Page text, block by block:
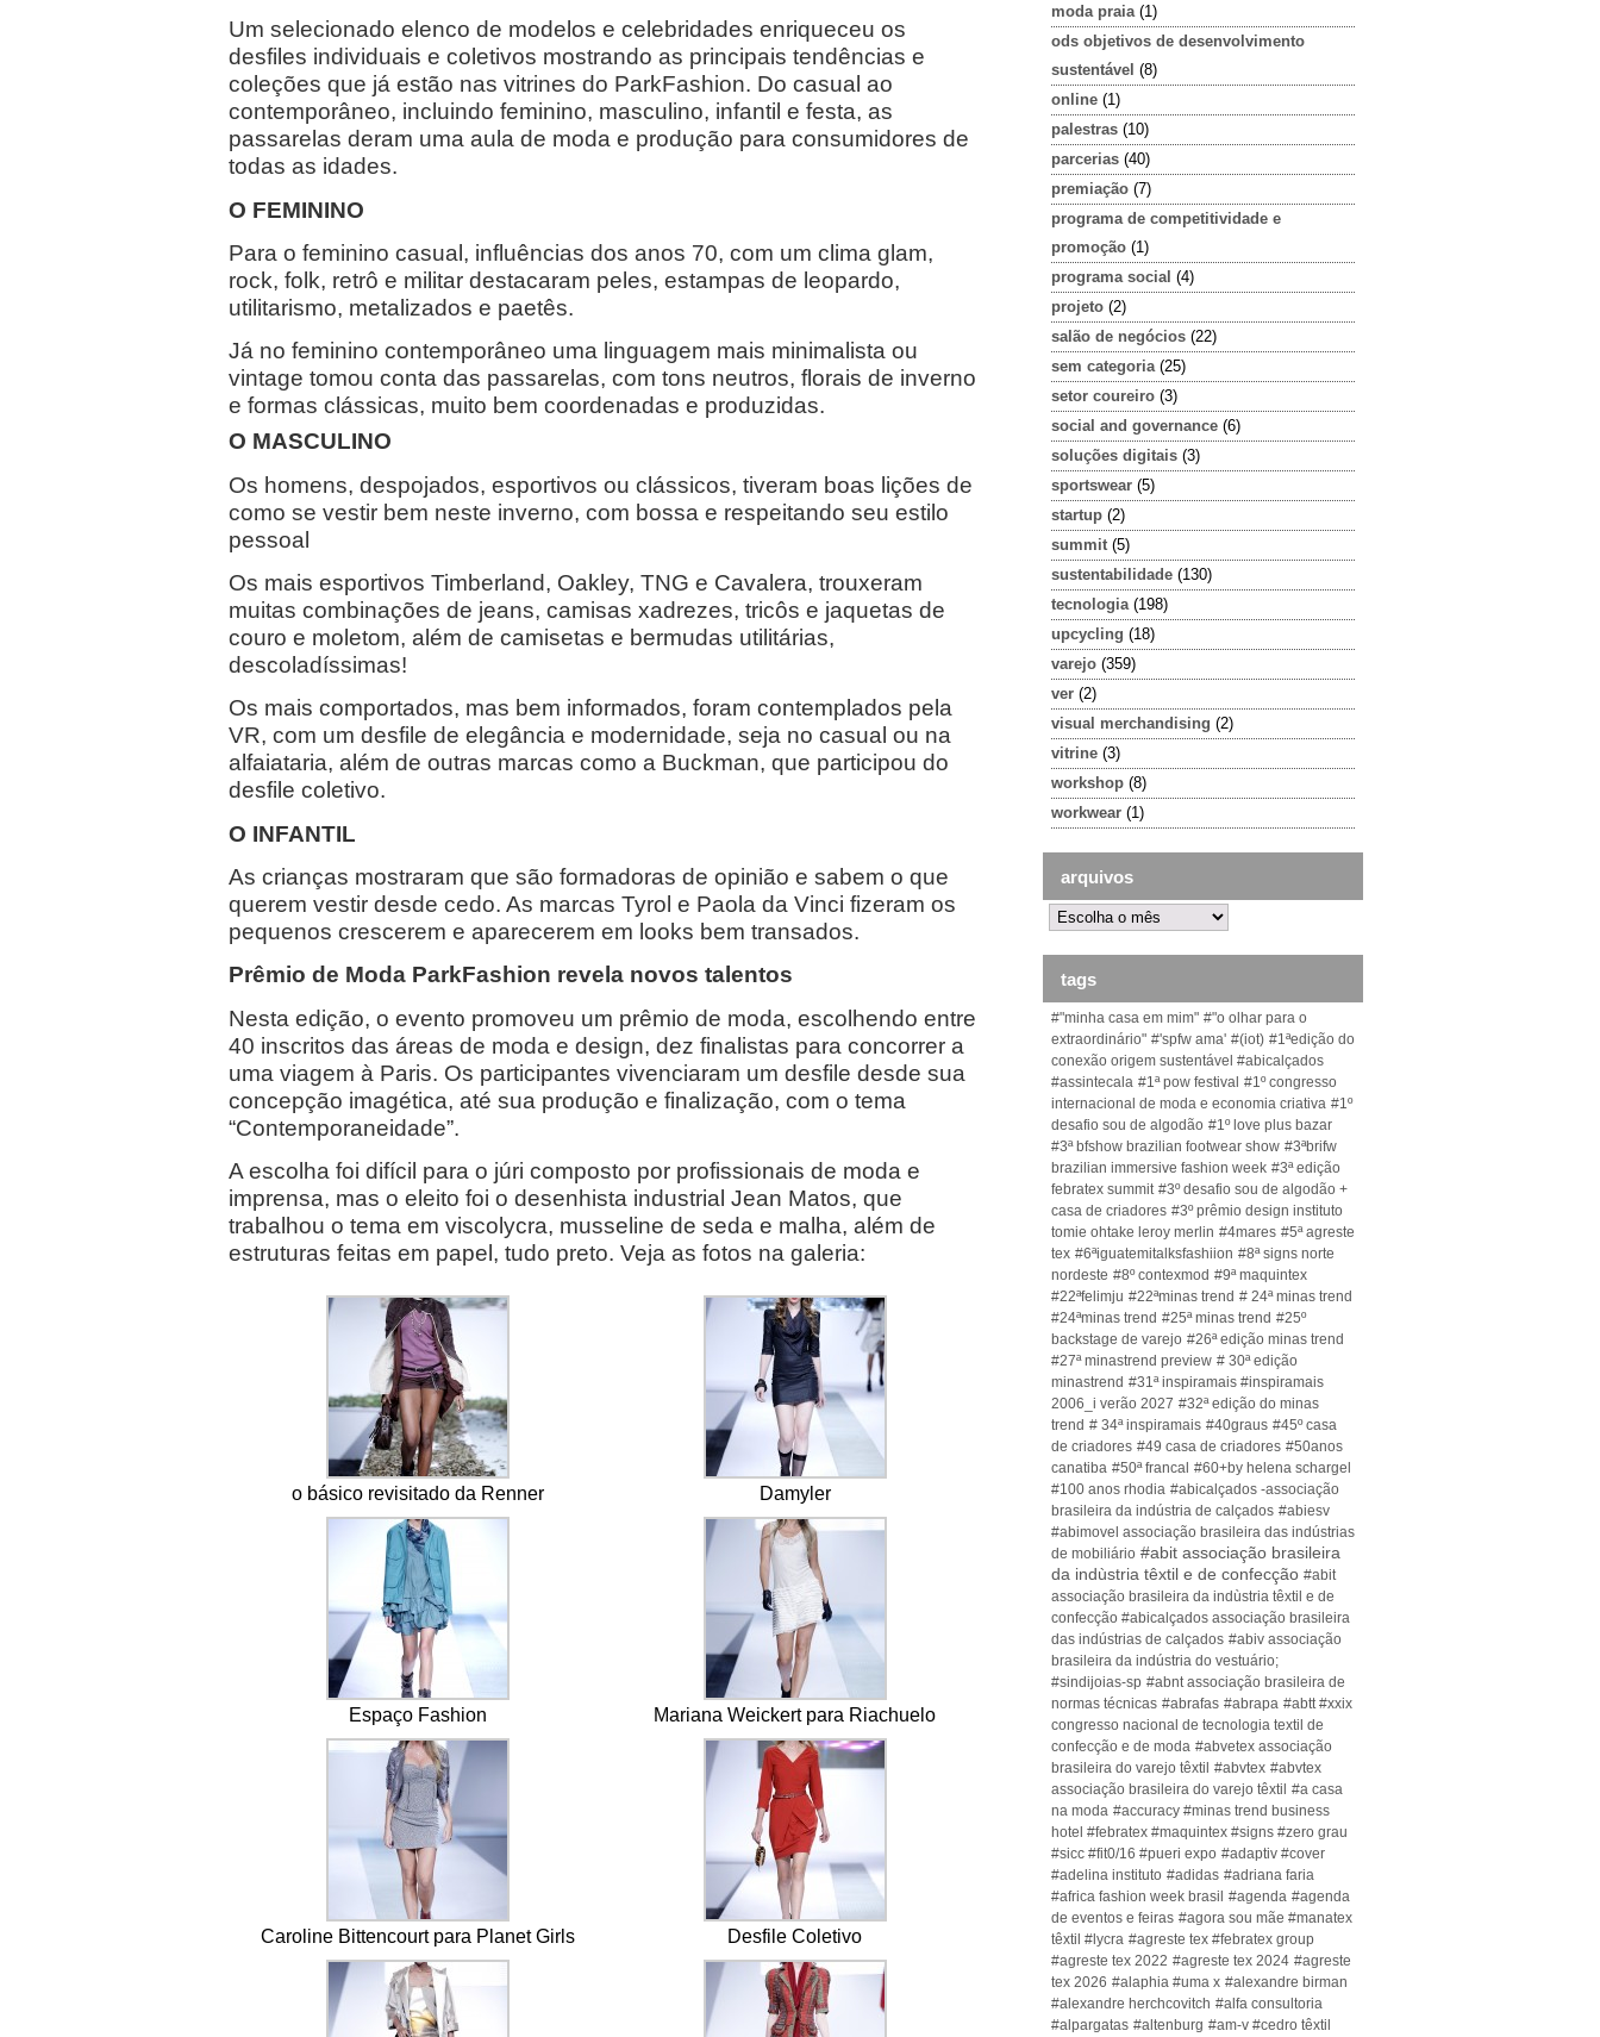
moda praia (1)
ods objetivos de desenvolvimento
sustentável (8)
online (1)
palestras (10)
parcerias (40)
premiação (7)
programa de competitividade e
promoção (1)
programa social (4)
projeto (2)
salão de negócios (22)
sem categoria (25)
setor coureiro (3)
social and governance (6)
soluções digitais (3)
sportswear (5)
startup (2)
summit (5)
sustentabilidade (130)
tecnologia (198)
upcycling (18)
varejo (359)
ver (2)
visual merchandising (2)
vitrine (3)
workshop (8)
workwear (1)
arquivos
tags
#"minha casa em mim" #"o olhar para o
extraordinário" #'spfw ama' #(iot) #1ªedição do
conexão origem sustentável #abicalçados
#assintecala #1ª pow festival #1º congresso
internacional de moda e economia criativa #1º
desafio sou de algodão #1º love plus bazar
#3ª bfshow brazilian footwear show #3ªbrifw
brazilian immersive fashion week #3ª edição
febratex summit #3º desafio sou de algodão +
casa de criadores #3º prêmio design instituto
tomie ohtake leroy merlin #4mares #5ª agreste
tex #6ªiguatemitalksfashiion #8ª signs norte
nordeste #8º contexmod #9ª maquintex
#22ªfelimju #22ªminas trend # 24ª minas trend
#24ªminas trend #25ª minas trend #25º
backstage de varejo #26ª edição minas trend
#27ª minastrend preview # 30ª edição
minastrend #31ª inspiramais #inspiramais
2006_i verão 2027 #32ª edição do minas
trend # 34ª inspiramais #40graus #45º casa
de criadores #49 casa de criadores #50anos
canatiba #50ª francal #60+by helena schargel
#100 anos rhodia #abicalçados -associação
brasileira da indústria de calçados #abiesv
#abimovel associação brasileira das indústrias
de mobiliário #abit associação brasileira
da indùstria têxtil e de confecção #abit
associação brasileira da indùstria têxtil e de
confecção #abicalçados associação brasileira
das indústrias de calçados #abiv associação
brasileira da indústria do vestuário;
#sindijoias-sp #abnt associação brasileira de
normas técnicas #abrafas #abrapa #abtt #xxix
congresso nacional de tecnologia textil de
confecção e de moda #abvetex associação
brasileira do varejo têxtil #abvtex #abvtex
associação brasileira do varejo têxtil #a casa
na moda #accuracy #minas trend business
hotel #febratex #maquintex #signs #zero grau
#sicc #fit0/16 #pueri expo #adaptiv #cover
#adelina instituto #adidas #adriana faria
#africa fashion week brasil #agenda #agenda
de eventos e feiras #agora sou mãe #manatex
têxtil #lycra #agreste tex #febratex group
#agreste tex 2022 #agreste tex 2024 #agreste
tex 2026 #alaphia #uma x #alexandre birman
#alexandre herchcovitch #alfa consultoria
#alpargatas #altenburg #am-v #cedro têxtil
Um selecionado elenco de modelos e celebridades enriqueceu os
desfiles individuais e coletivos mostrando as principais tendências e
coleções que já estão nas vitrines do ParkFashion. Do casual ao
contemporâneo, incluindo feminino, masculino, infantil e festa, as
passarelas deram uma aula de moda e produção para consumidores de
todas as idades.
O FEMININO
Para o feminino casual, influências dos anos 70, com um clima glam,
rock, folk, retrô e militar destacaram peles, estampas de leopardo,
utilitarismo, metalizados e paetês.
Já no feminino contemporâneo uma linguagem mais minimalista ou
vintage tomou conta das passarelas, com tons neutros, florais de inverno
e formas clássicas, muito bem coordenadas e produzidas.
O MASCULINO
Os homens, despojados, esportivos ou clássicos, tiveram boas lições de
como se vestir bem neste inverno, com bossa e respeitando seu estilo
pessoal
Os mais esportivos Timberland, Oakley, TNG e Cavalera, trouxeram
muitas combinações de jeans, camisas xadrezes, tricôs e jaquetas de
couro e moletom, além de camisetas e bermudas utilitárias,
descoladíssimas!
Os mais comportados, mas bem informados, foram contemplados pela
VR, com um desfile de elegância e modernidade, seja no casual ou na
alfaiataria, além de outras marcas como a Buckman, que participou do
desfile coletivo.
O INFANTIL
As crianças mostraram que são formadoras de opinião e sabem o que
querem vestir desde cedo. As marcas Tyrol e Paola da Vinci fizeram os
pequenos crescerem e aparecerem em looks bem transados.
Prêmio de Moda ParkFashion revela novos talentos
Nesta edição, o evento promoveu um prêmio de moda, escolhendo entre
40 inscritos das áreas de moda e design, dez finalistas para concorrer a
uma viagem à Paris. Os participantes vivenciaram um desfile desde sua
concepção imagética, até sua produção e finalização, com o tema
“Contemporaneidade”.
A escolha foi difícil para o júri composto por profissionais de moda e
imprensa, mas o eleito foi o desenhista industrial Jean Matos, que
trabalhou o tema em viscolycra, musseline de seda e malha, além de
estruturas feitas em papel, tudo preto. Veja as fotos na galeria:
o básico revisitado da Renner Damyler
Espaço Fashion Mariana Weickert para Riachuelo
Caroline Bittencourt para Planet Girls Desfile Coletivo